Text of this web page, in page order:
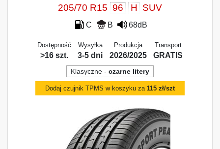
205/70 R15 96 H SUV
C B 68dB
Dostępność
>16 szt.
Wysyłka
3-5 dni
Produkcja
2026/2025
Transport
GRATIS
Klasyczne - czarne litery
Dodaj czujnik TPMS w koszyku za 115 zł/szt